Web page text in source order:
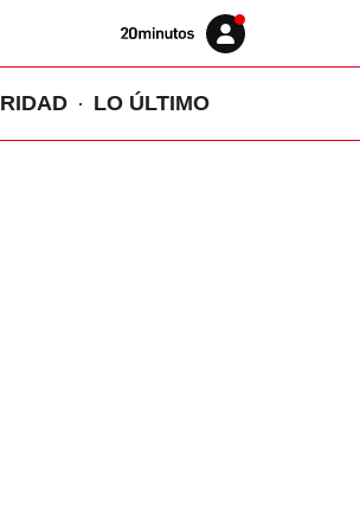
Volver
Iniciar
sesión
LO ÚLTIMO